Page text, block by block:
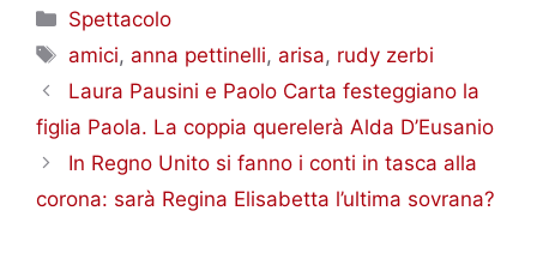
Categorie
Spettacolo
Tag
amici, anna pettinelli, arisa, rudy zerbi
Laura Pausini e Paolo Carta festeggiano la
figlia Paola. La coppia querelerà Alda D’Eusanio
In Regno Unito si fanno i conti in tasca alla
corona: sarà Regina Elisabetta l’ultima sovrana?